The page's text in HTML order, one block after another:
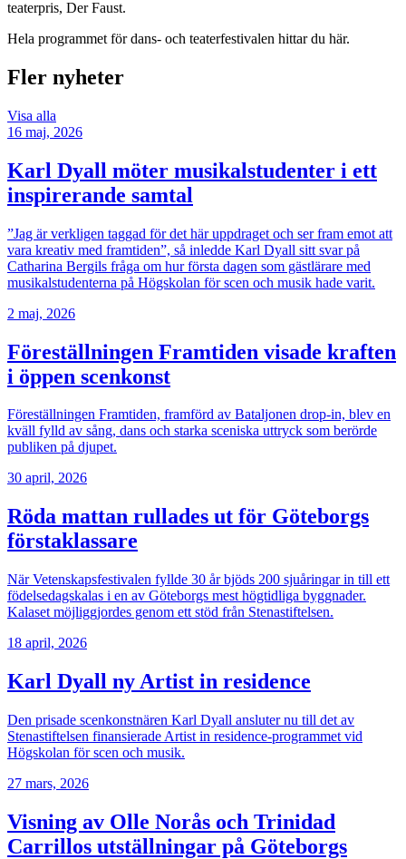
teaterpris, Der Faust.
Hela programmet för dans- och teaterfestivalen hittar du här.
Fler nyheter
Visa alla
16 maj, 2026
Karl Dyall möter musikalstudenter i ett
inspirerande samtal
”Jag är verkligen taggad för det här uppdraget och ser fram emot att
vara kreativ med framtiden”, så inledde Karl Dyall sitt svar på
Catharina Bergils fråga om hur första dagen som gästlärare med
musikalstudenterna på Högskolan för scen och musik hade varit.
2 maj, 2026
Föreställningen Framtiden visade kraften
i öppen scenkonst
Föreställningen Framtiden, framförd av Bataljonen drop-in, blev en
kväll fylld av sång, dans och starka sceniska uttryck som berörde
publiken på djupet.
30 april, 2026
Röda mattan rullades ut för Göteborgs
förstaklassare
När Vetenskapsfestivalen fyllde 30 år bjöds 200 sjuåringar in till ett
födelsedagskalas i en av Göteborgs mest högtidliga byggnader.
Kalaset möjliggjordes genom ett stöd från Stenastiftelsen.
18 april, 2026
Karl Dyall ny Artist in residence
Den prisade scenkonstnären Karl Dyall ansluter nu till det av
Stenastiftelsen finansierade Artist in residence-programmet vid
Högskolan för scen och musik.
27 mars, 2026
Visning av Olle Norås och Trinidad
Carrillos utställningar på Göteborgs